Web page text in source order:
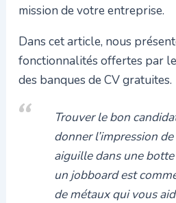
mission de votre entreprise.
Dans cet article, nous
fonctionnalités offertes par
des banques de CV gratuites.
Trouver le bon
donner l’impression
aiguille dans une
un jobboard est
de métaux qui vous